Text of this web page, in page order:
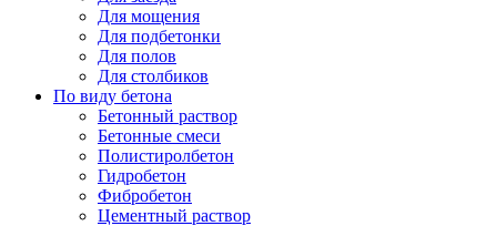
Для мощения
Для подбетонки
Для полов
Для столбиков
По виду бетона
Бетонный раствор
Бетонные смеси
Полистиролбетон
Гидробетон
Фибробетон
Цементный раствор